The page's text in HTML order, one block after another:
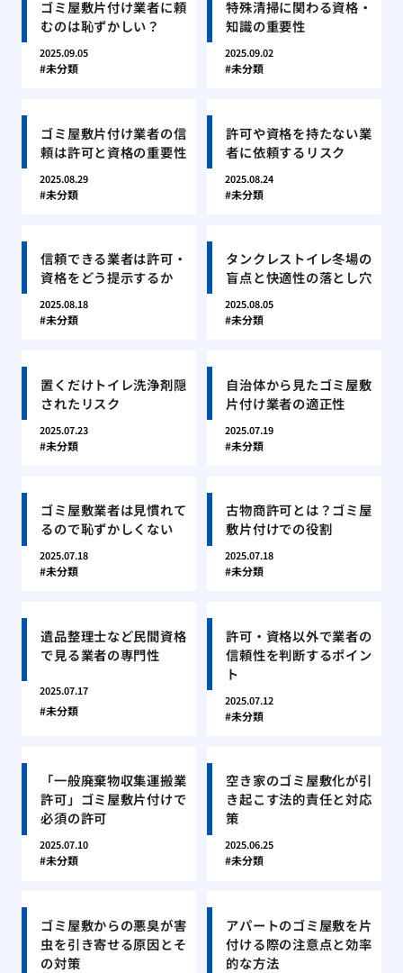
ゴミ屋敷片付け業者に頼
むのは恥ずかしい？
2025.09.05
未分類
特殊清掃に関わる資格・
知識の重要性
2025.09.02
未分類
ゴミ屋敷片付け業者の信
頼は許可と資格の重要性
2025.08.29
未分類
許可や資格を持たない業
者に依頼するリスク
2025.08.24
未分類
信頼できる業者は許可・
資格をどう提示するか
2025.08.18
未分類
タンクレストイレ冬場の
盲点と快適性の落とし穴
2025.08.05
未分類
置くだけトイレ洗浄剤隠
されたリスク
2025.07.23
未分類
自治体から見たゴミ屋敷
片付け業者の適正性
2025.07.19
未分類
ゴミ屋敷業者は見慣れて
るので恥ずかしくない
2025.07.18
未分類
古物商許可とは？ゴミ屋
敷片付けでの役割
2025.07.18
未分類
遺品整理士など民間資格
で見る業者の専門性
2025.07.17
未分類
許可・資格以外で業者の
信頼性を判断するポイン
ト
2025.07.12
未分類
「一般廃棄物収集運搬業
許可」ゴミ屋敷片付けで
必須の許可
2025.07.10
未分類
空き家のゴミ屋敷化が引
き起こす法的責任と対応
策
2025.06.25
未分類
ゴミ屋敷からの悪臭が害
虫を引き寄せる原因とそ
の対策
アパートのゴミ屋敷を片
付ける際の注意点と効率
的な方法